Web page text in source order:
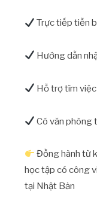
Trực tiếp tiễn
Hướng dẫn
Hỗ trợ tìm
Có văn phòng
Đồng hành từ
học tập có công
tại Nhật Bản